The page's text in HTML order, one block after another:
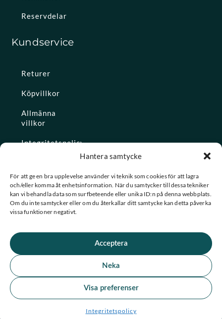
Hantera samtycke
För att ge en bra upplevelse använder vi teknik som cookies för att lagra
och/eller komma åt enhetsinformation. När du samtycker till dessa tekniker
kan vi behandla data som surfbeteende eller unika ID:n på denna webbplats.
Om du inte samtycker eller om du återkallar ditt samtycke kan detta påverka
vissa funktioner negativt.
Acceptera
Neka
Visa preferenser
Integritetspolicy
Reservdelar
Kundservice
Returer
Köpvillkor
Allmänna
villkor
Integritetspolicy
Konto
★ Trustpilot
Se alla våra omdömen
© 2026 Spashopen. Alla rättigheter förbehållna.